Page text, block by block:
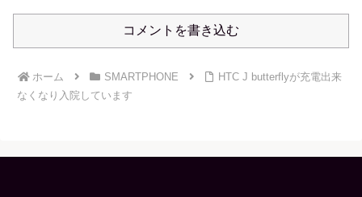
コメントを書き込む
ホーム SMARTPHONE
HTC J butterflyが充電出来
なくなり入院しています